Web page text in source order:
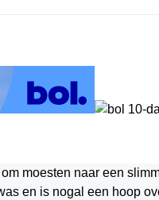
moesten naar een
en is nogal een hoop